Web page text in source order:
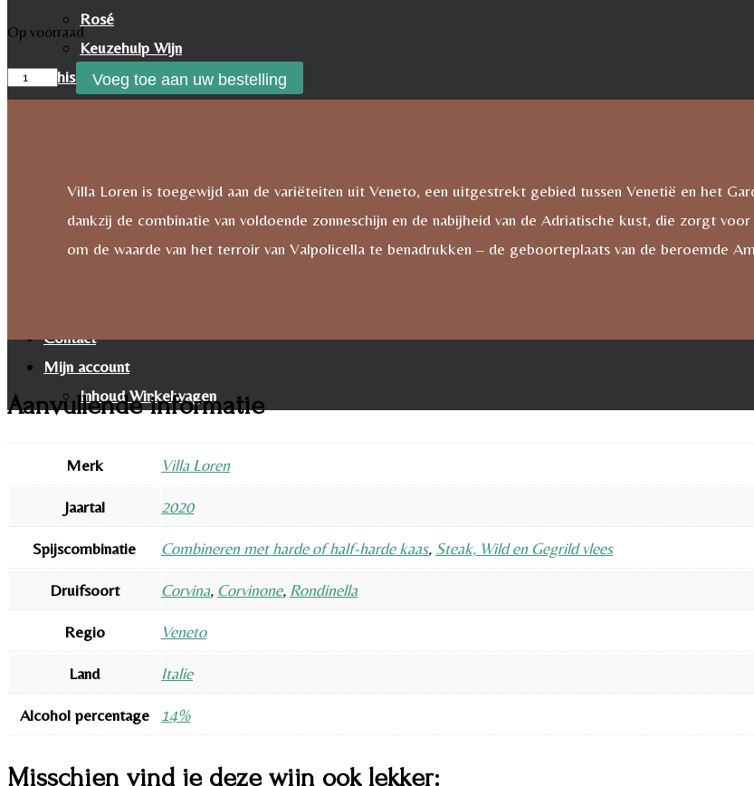
Rosé
Keuzehulp Wijn
Whisky
Whisky
Rum & Gin
Proeverijen
Whiskyproeverij Agenda
Contact
Mijn account
Inhoud Winkelwagen
Op voorraad
Villa
Loren
Voeg toe aan uw bestelling
Villa Loren is toegewijd aan de variëteiten uit Veneto, een uitgestrekt gebied tussen Venetië en het
dankzij de combinatie van voldoende zonneschijn en de nabijheid van de Adriatische kust, die zorgt
om de waarde van het terroir van Valpolicella te benadrukken – de geboorteplaats van de beroemde
Aanvullende informatie
Merk Villa Loren
Jaartal 2020
Spijscombinatie Combineren met harde of half-harde kaas, Steak, Wild en Gegrild vlees
Druifsoort Corvina, Corvinone, Rondinella
Regio Veneto
Land Italie
Alcohol percentage 14%
Misschien vind je deze wijn ook lekker: